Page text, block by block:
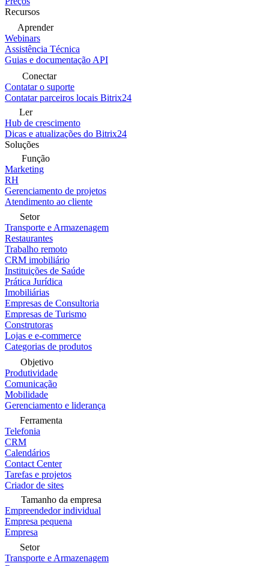
Recursos
Aprender
Webinars
Assistência Técnica
Guias e documentação API
Conectar
Contatar o suporte
Contatar parceiros locais Bitrix24
Ler
Hub de crescimento
Dicas e atualizações do Bitrix24
Soluções
Função
Marketing
RH
Gerenciamento de projetos
Atendimento ao cliente
Setor
Transporte e Armazenagem
Restaurantes
Trabalho remoto
CRM imobiliário
Instituições de Saúde
Prática Jurídica
Imobiliárias
Empresas de Consultoria
Empresas de Turismo
Construtoras
Lojas e e-commerce
Categorias de produtos
Objetivo
Produtividade
Comunicação
Mobilidade
Gerenciamento e liderança
Ferramenta
Telefonia
CRM
Calendários
Contact Center
Tarefas e projetos
Criador de sites
Tamanho da empresa
Empreendedor individual
Empresa pequena
Empresa
Setor
Transporte e Armazenagem